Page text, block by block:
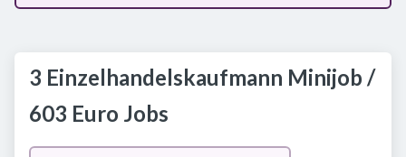
3 Einzelhandelskaufmann Minijob /
603 Euro Jobs